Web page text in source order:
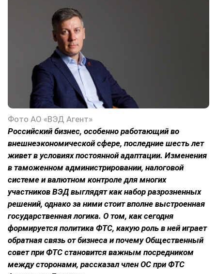
Фото АО «ВЭД Агент»
Российский бизнес, особенно работающий во
внешнеэкономической сфере, последние шесть лет
живет в условиях постоянной адаптации. Изменения
в таможенном администрировании, налоговой
системе и валютном контроле для многих
участников ВЭД выглядят как набор разрозненных
решений, однако за ними стоит вполне выстроенная
государственная логика. О том, как сегодня
формируется политика ФТС, какую роль в ней играет
обратная связь от бизнеса и почему Общественный
совет при ФТС становится важным посредником
между сторонами, рассказал член ОС при ФТС